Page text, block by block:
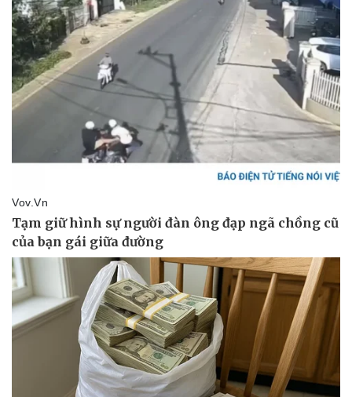
Doanh nghiệp
Thông tin doanh nghiệp
Doanh nghiệp 24h
Công nghệ
Sành điệu
Tin Công nghệ
Trải nghiệm
Chuyển đổi số